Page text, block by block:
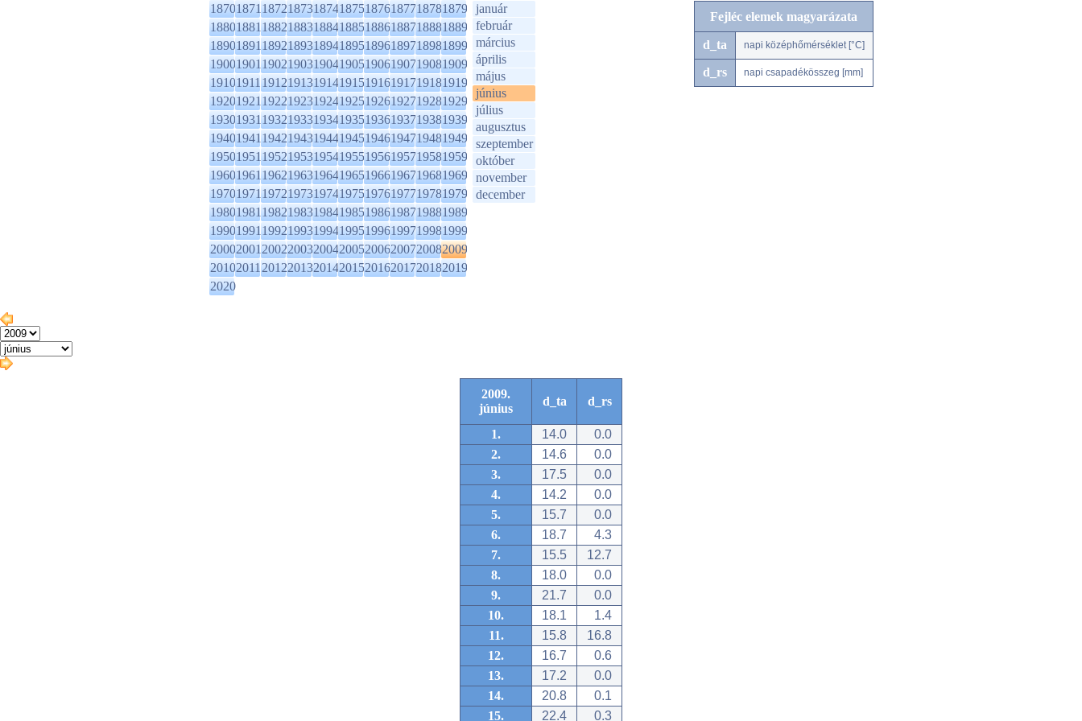
1870187118721873187418751876187718781879
1880188118821883188418851886188718881889
1890189118921893189418951896189718981899
1900190119021903190419051906190719081909
1910191119121913191419151916191719181919
1920192119221923192419251926192719281929
1930193119321933193419351936193719381939
1940194119421943194419451946194719481949
1950195119521953195419551956195719581959
1960196119621963196419651966196719681969
1970197119721973197419751976197719781979
1980198119821983198419851986198719881989
1990199119921993199419951996199719981999
2000200120022003200420052006200720082009
2010201120122013201420152016201720182019
2020
január
február
március
április
május
június
július
augusztus
szeptember
október
november
december
Fejléc elemek magyarázata
d_ta napi középhőmérséklet [°C]
d_rs napi csapadékösszeg [mm]
2009.
június
d_ta d_rs
1. 14.0
0.0
2.
14.6
0.0
3.
17.5
0.0
4.
14.2
0.0
5.
15.7
0.0
6.
18.7
4.3
7.
15.5
12.7
8.
18.0
0.0
9.
21.7
0.0
10.
18.1
1.4
11.
15.8
16.8
12.
16.7
0.6
13.
17.2
0.0
14.
20.8
0.1
15.
22.4 0.3